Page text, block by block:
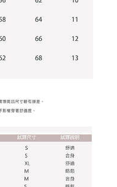
或欲行使相關法律權利，請聯
上開所示之個人資料，連同必